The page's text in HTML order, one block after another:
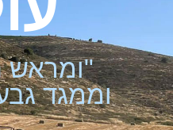
"ומראש
וממגד